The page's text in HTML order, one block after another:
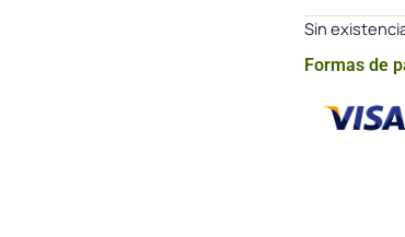
Sin
Formas de